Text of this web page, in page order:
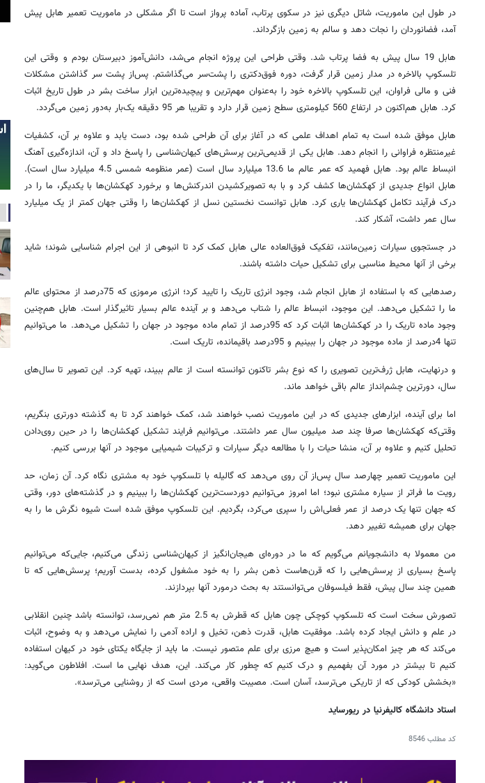
در طول این ماموریت، شاتل دیگری نیز در سکوی پرتاب، آماده پرواز است تا اگر مشکلی در ماموریت تعمیر هابل پیش
آمد، فضانوردان را نجات دهد و سالم به زمین بازگرداند.
هابل 19 سال پیش به فضا پرتاب شد. وقتی طراحی این پروژه انجام می‌شد، دانش‌آموز دبیرستان بودم و وقتی این
تلسکوپ بالاخره در مدار زمین قرار گرفت، دوره فوق‌دکتری را پشت‌سر می‌گذاشتم. پس‌از پشت سر گذاشتن مشکلات
فنی و مالی فراوان، این تلسکوپ بالاخره خود را به‌عنوان مهم‌ترین و پیچیده‌ترین ابزار ساخت بشر در طول تاریخ اثبات
کرد. هابل هم‌اکنون در ارتفاع 560 کیلومتری سطح زمین قرار دارد و تقریبا هر 95 دقیقه یک‌بار به‌دور زمین می‌گردد.
هابل موفق شده است به تمام اهداف علمی که در آغاز برای آن طراحی شده بود، دست یابد و علاوه بر آن، کشفیات
غیرمنتظره فراوانی را انجام دهد. هابل یکی از قدیمی‌ترین پرسش‌های کیهان‌شناسی را پاسخ داد و آن، اندازه‌گیری آهنگ
انبساط عالم بود. هابل فهمید که عمر عالم ما 13.6 میلیارد سال است (عمر منظومه شمسی 4.5 میلیارد سال است).
هابل انواع جدیدی از کهکشان‌ها کشف کرد و با به تصویرکشیدن اندرکنش‌ها و برخورد کهکشان‌ها با یکدیگر، ما را در
درک فرآیند تکامل کهکشان‌ها یاری کرد. هابل توانست نخستین نسل از کهکشان‌ها را وقتی جهان کمتر از یک میلیارد
سال عمر داشت، آشکار کند.
در جستجوی سیارات زمین‌مانند، تفکیک فوق‌العاده عالی هابل کمک کرد تا انبوهی از این اجرام شناسایی شوند؛ شاید
برخی از آنها محیط مناسبی برای تشکیل حیات داشته باشند.
رصدهایی که با استفاده از هابل انجام شد، وجود انرژی تاریک را تایید کرد؛ انرژی مرموزی که 75درصد از محتوای عالم
ما را تشکیل می‌دهد. این موجود، انبساط عالم را شتاب می‌دهد و بر آینده عالم بسیار تاثیرگذار است. هابل هم‌چنین
وجود ماده تاریک را در کهکشان‌ها اثبات کرد که 95درصد از تمام ماده موجود در جهان را تشکیل می‌دهد. ما می‌توانیم
تنها 4درصد از ماده موجود در جهان را ببینیم و 95درصد باقیمانده، تاریک است.
و درنهایت، هابل ژرف‌ترین تصویری را که نوع بشر تاکنون توانسته است از عالم ببیند، تهیه کرد. این تصویر تا سال‌های
سال، دورترین چشم‌انداز عالم باقی خواهد ماند.
اما برای آینده، ابزارهای جدیدی که در این ماموریت نصب خواهند شد، کمک خواهند کرد تا به گذشته دورتری بنگریم،
وقتی‌که کهکشان‌ها صرفا چند صد میلیون سال عمر داشتند. می‌توانیم فرایند تشکیل کهکشان‌ها را در حین روی‌دادن
تحلیل کنیم و علاوه بر آن، منشا حیات را با مطالعه دیگر سیارات و ترکیبات شیمیایی موجود در آنها بررسی کنیم.
این ماموریت تعمیر چهارصد سال پس‌از آن روی می‌دهد که گالیله با تلسکوپ خود به مشتری نگاه کرد. آن زمان، حد
رویت ما فراتر از سیاره مشتری نبود؛ اما امروز می‌توانیم دوردست‌ترین کهکشان‌ها را ببینیم و در گذشته‌های دور، وقتی
که جهان تنها یک درصد از عمر فعلی‌اش را سپری می‌کرد، بگردیم. این تلسکوپ موفق شده است شیوه نگرش ما را به
جهان برای همیشه تغییر دهد.
من معمولا به دانشجویانم می‌گویم که ما در دوره‌ای هیجان‌انگیز از کیهان‌شناسی زندگی می‌کنیم، جایی‌که می‌توانیم
پاسخ بسیاری از پرسش‌هایی را که قرن‌هاست ذهن بشر را به خود مشغول کرده، بدست آوریم؛ پرسش‌هایی که تا
همین چند سال پیش، فقط فیلسوفان می‌توانستند به بحث درمورد آنها بپردازند.
تصورش سخت است که تلسکوپ کوچکی چون هابل که قطرش به 2.5 متر هم نمی‌رسد، توانسته باشد چنین انقلابی
در علم و دانش ایجاد کرده باشد. موفقیت هابل، قدرت ذهن، تخیل و اراده آدمی را نمایش می‌دهد و به وضوح، اثبات
می‌کند که هر چیز امکان‌پذیر است و هیچ مرزی برای علم متصور نیست. ما باید از جایگاه یکتای خود در کیهان استفاده
کنیم تا بیشتر در مورد آن بفهمیم و درک کنیم که چطور کار می‌کند. این، هدف نهایی ما است. افلاطون می‌گوید:
«بخشش کودکی که از تاریکی می‌ترسد، آسان است. مصیبت واقعی، مردی است که از روشنایی می‌ترسد».
استاد دانشگاه کالیفرنیا در ریورساید
کد مطلب8546